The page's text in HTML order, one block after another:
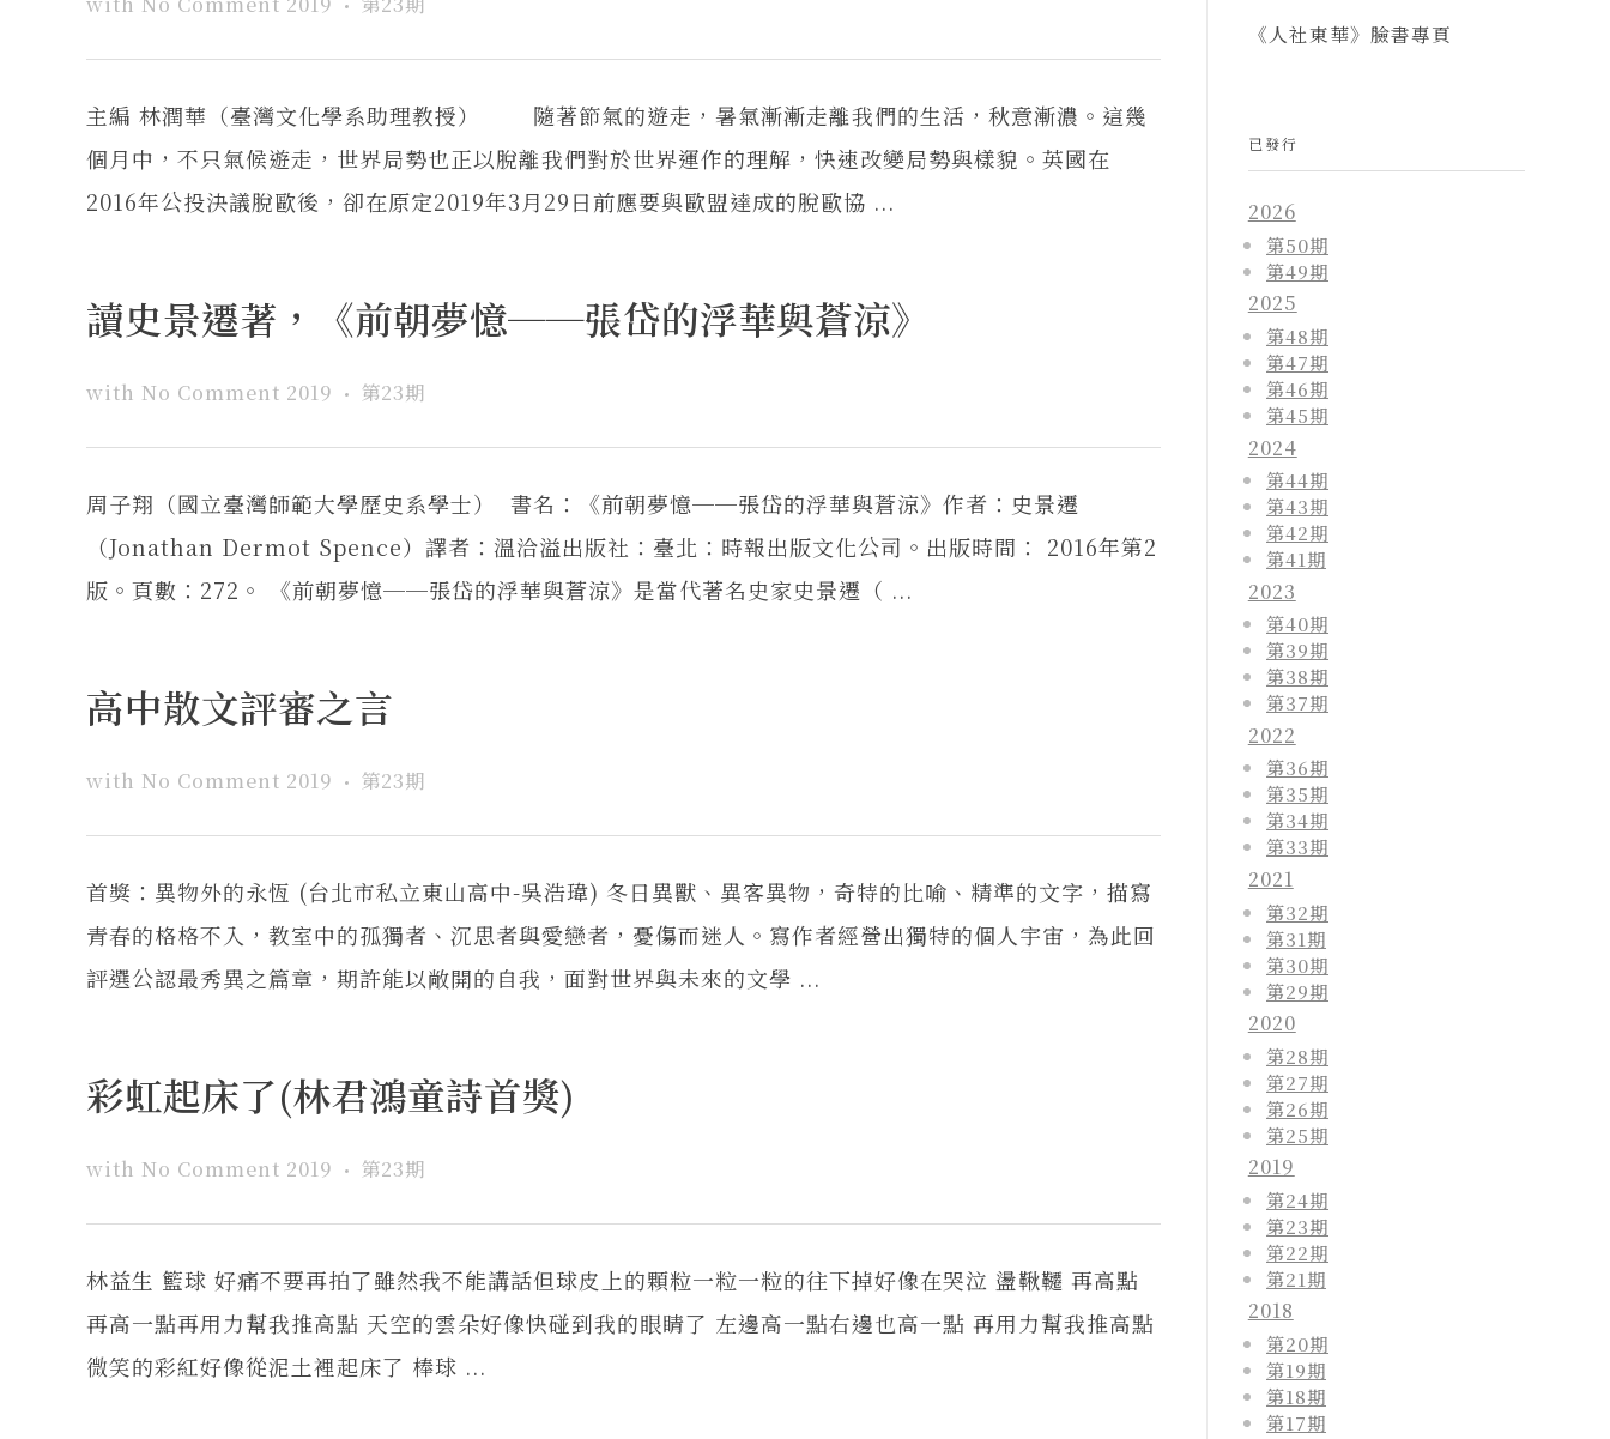
主編 林潤華（臺灣文化學系助理教授） 隨著節氣的遊走，暑氣漸漸走離我們的生活，秋意漸濃。這幾
個月中，不只氣候遊走，世界局勢也正以脫離我們對於世界運作的理解，快速改變局勢與樣貌。英國在
2016年公投決議脫歐後，卻在原定2019年3月29日前應要與歐盟達成的脫歐協 ...
讀史景遷著，《前朝夢憶──張岱的浮華與蒼涼》
with No Comment 2019 第23期
周子翔（國立臺灣師範大學歷史系學士） 書名：《前朝夢憶──張岱的浮華與蒼涼》作者：史景遷
（Jonathan Dermot Spence）譯者：溫洽溢出版社：臺北：時報出版文化公司。出版時間： 2016年第2
版。頁數：272。 《前朝夢憶──張岱的浮華與蒼涼》是當代著名史家史景遷（ ...
高中散文評審之言
with No Comment 2019 第23期
首獎：異物外的永恆 (台北市私立東山高中-吳浩瑋) 冬日異獸、異客異物，奇特的比喻、精準的文字，描寫
青春的格格不入，教室中的孤獨者、沉思者與愛戀者，憂傷而迷人。寫作者經營出獨特的個人宇宙，為此回
評選公認最秀異之篇章，期許能以敞開的自我，面對世界與未來的文學 ...
彩虹起床了(林君鴻童詩首獎)
with No Comment 2019 第23期
林益生 籃球 好痛不要再拍了雖然我不能講話但球皮上的顆粒一粒一粒的往下掉好像在哭泣 盪鞦韆 再高點
再高一點再用力幫我推高點 天空的雲朵好像快碰到我的眼睛了 左邊高一點右邊也高一點 再用力幫我推高點
微笑的彩紅好像從泥土裡起床了 棒球 ...
《人社東華》臉書專頁
已發行
2026
第50期
第49期
2025
第48期
第47期
第46期
第45期
2024
第44期
第43期
第42期
第41期
2023
第40期
第39期
第38期
第37期
2022
第36期
第35期
第34期
第33期
2021
第32期
第31期
第30期
第29期
2020
第28期
第27期
第26期
第25期
2019
第24期
第23期
第22期
第21期
2018
第20期
第19期
第18期
第17期